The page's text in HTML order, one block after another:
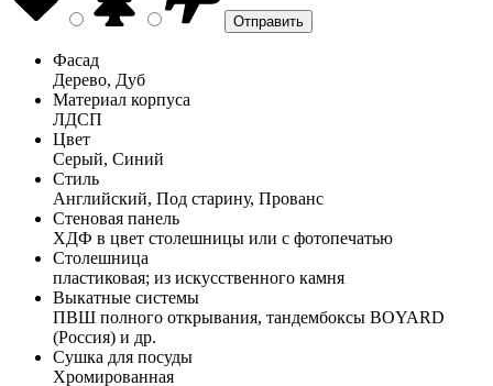
Фасад
Дерево, Дуб
Материал корпуса
ЛДСП
Цвет
Серый, Синий
Стиль
Английский, Под старину, Прованс
Стеновая панель
ХДФ в цвет столешницы или с фотопечатью
Столешница
пластиковая; из искусственного камня
Выкатные системы
ПВШ полного открывания, тандембоксы BOYARD
(Россия) и др.
Сушка для посуды
Хромированная